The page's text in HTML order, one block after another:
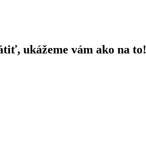
ukážeme vám ako na to!